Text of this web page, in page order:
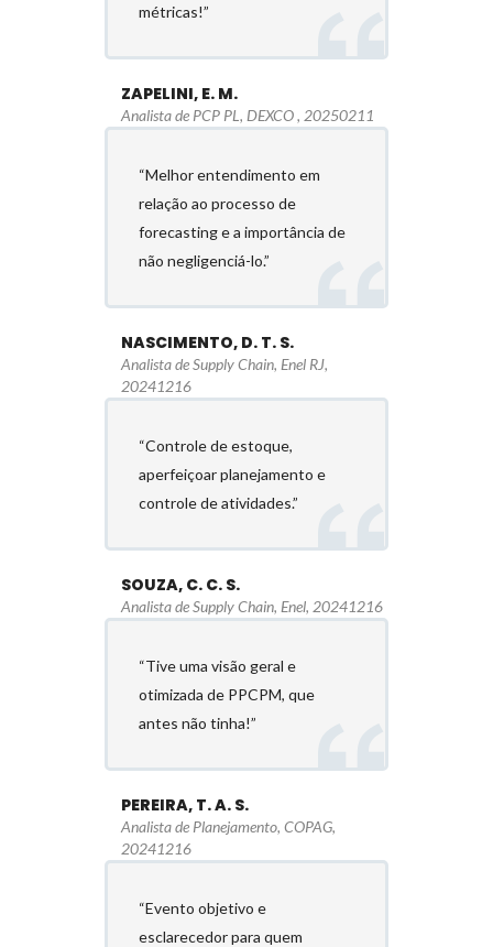
métricas!”
ZAPELINI, E. M.
Analista de PCP PL, DEXCO , 20250211
“Melhor entendimento em
relação ao processo de
forecasting e a importância de
não negligenciá-lo.”
NASCIMENTO, D. T. S.
Analista de Supply Chain, Enel RJ,
20241216
“Controle de estoque,
aperfeiçoar planejamento e
controle de atividades.”
SOUZA, C. C. S.
Analista de Supply Chain, Enel, 20241216
“Tive uma visão geral e
otimizada de PPCPM, que
antes não tinha!”
PEREIRA, T. A. S.
Analista de Planejamento, COPAG,
20241216
“Evento objetivo e
esclarecedor para quem